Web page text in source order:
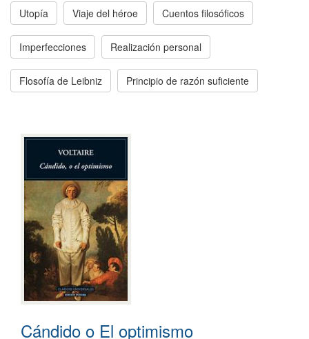
Utopía Viaje del héroe Cuentos filosóficos
Imperfecciones Realización personal
Flosofía de Leibniz Principio de razón suficiente
Cándido o El optimismo